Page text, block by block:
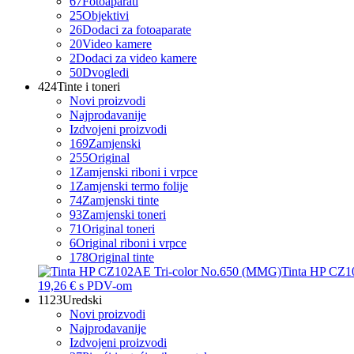
25Objektivi
26Dodaci za fotoaparate
20Video kamere
2Dodaci za video kamere
50Dvogledi
424Tinte i toneri
Novi proizvodi
Najprodavanije
Izdvojeni proizvodi
169Zamjenski
255Original
1 Zamjenski riboni i vrpce
1 Zamjenski termo folije
74Zamjenski tinte
93Zamjenski toneri
71Original toneri
6Original riboni i vrpce
178Original tinte
Tinta HP
19,26 € s PDV-om
1123Uredski
Novi proizvodi
Najprodavanije
Izdvojeni proizvodi